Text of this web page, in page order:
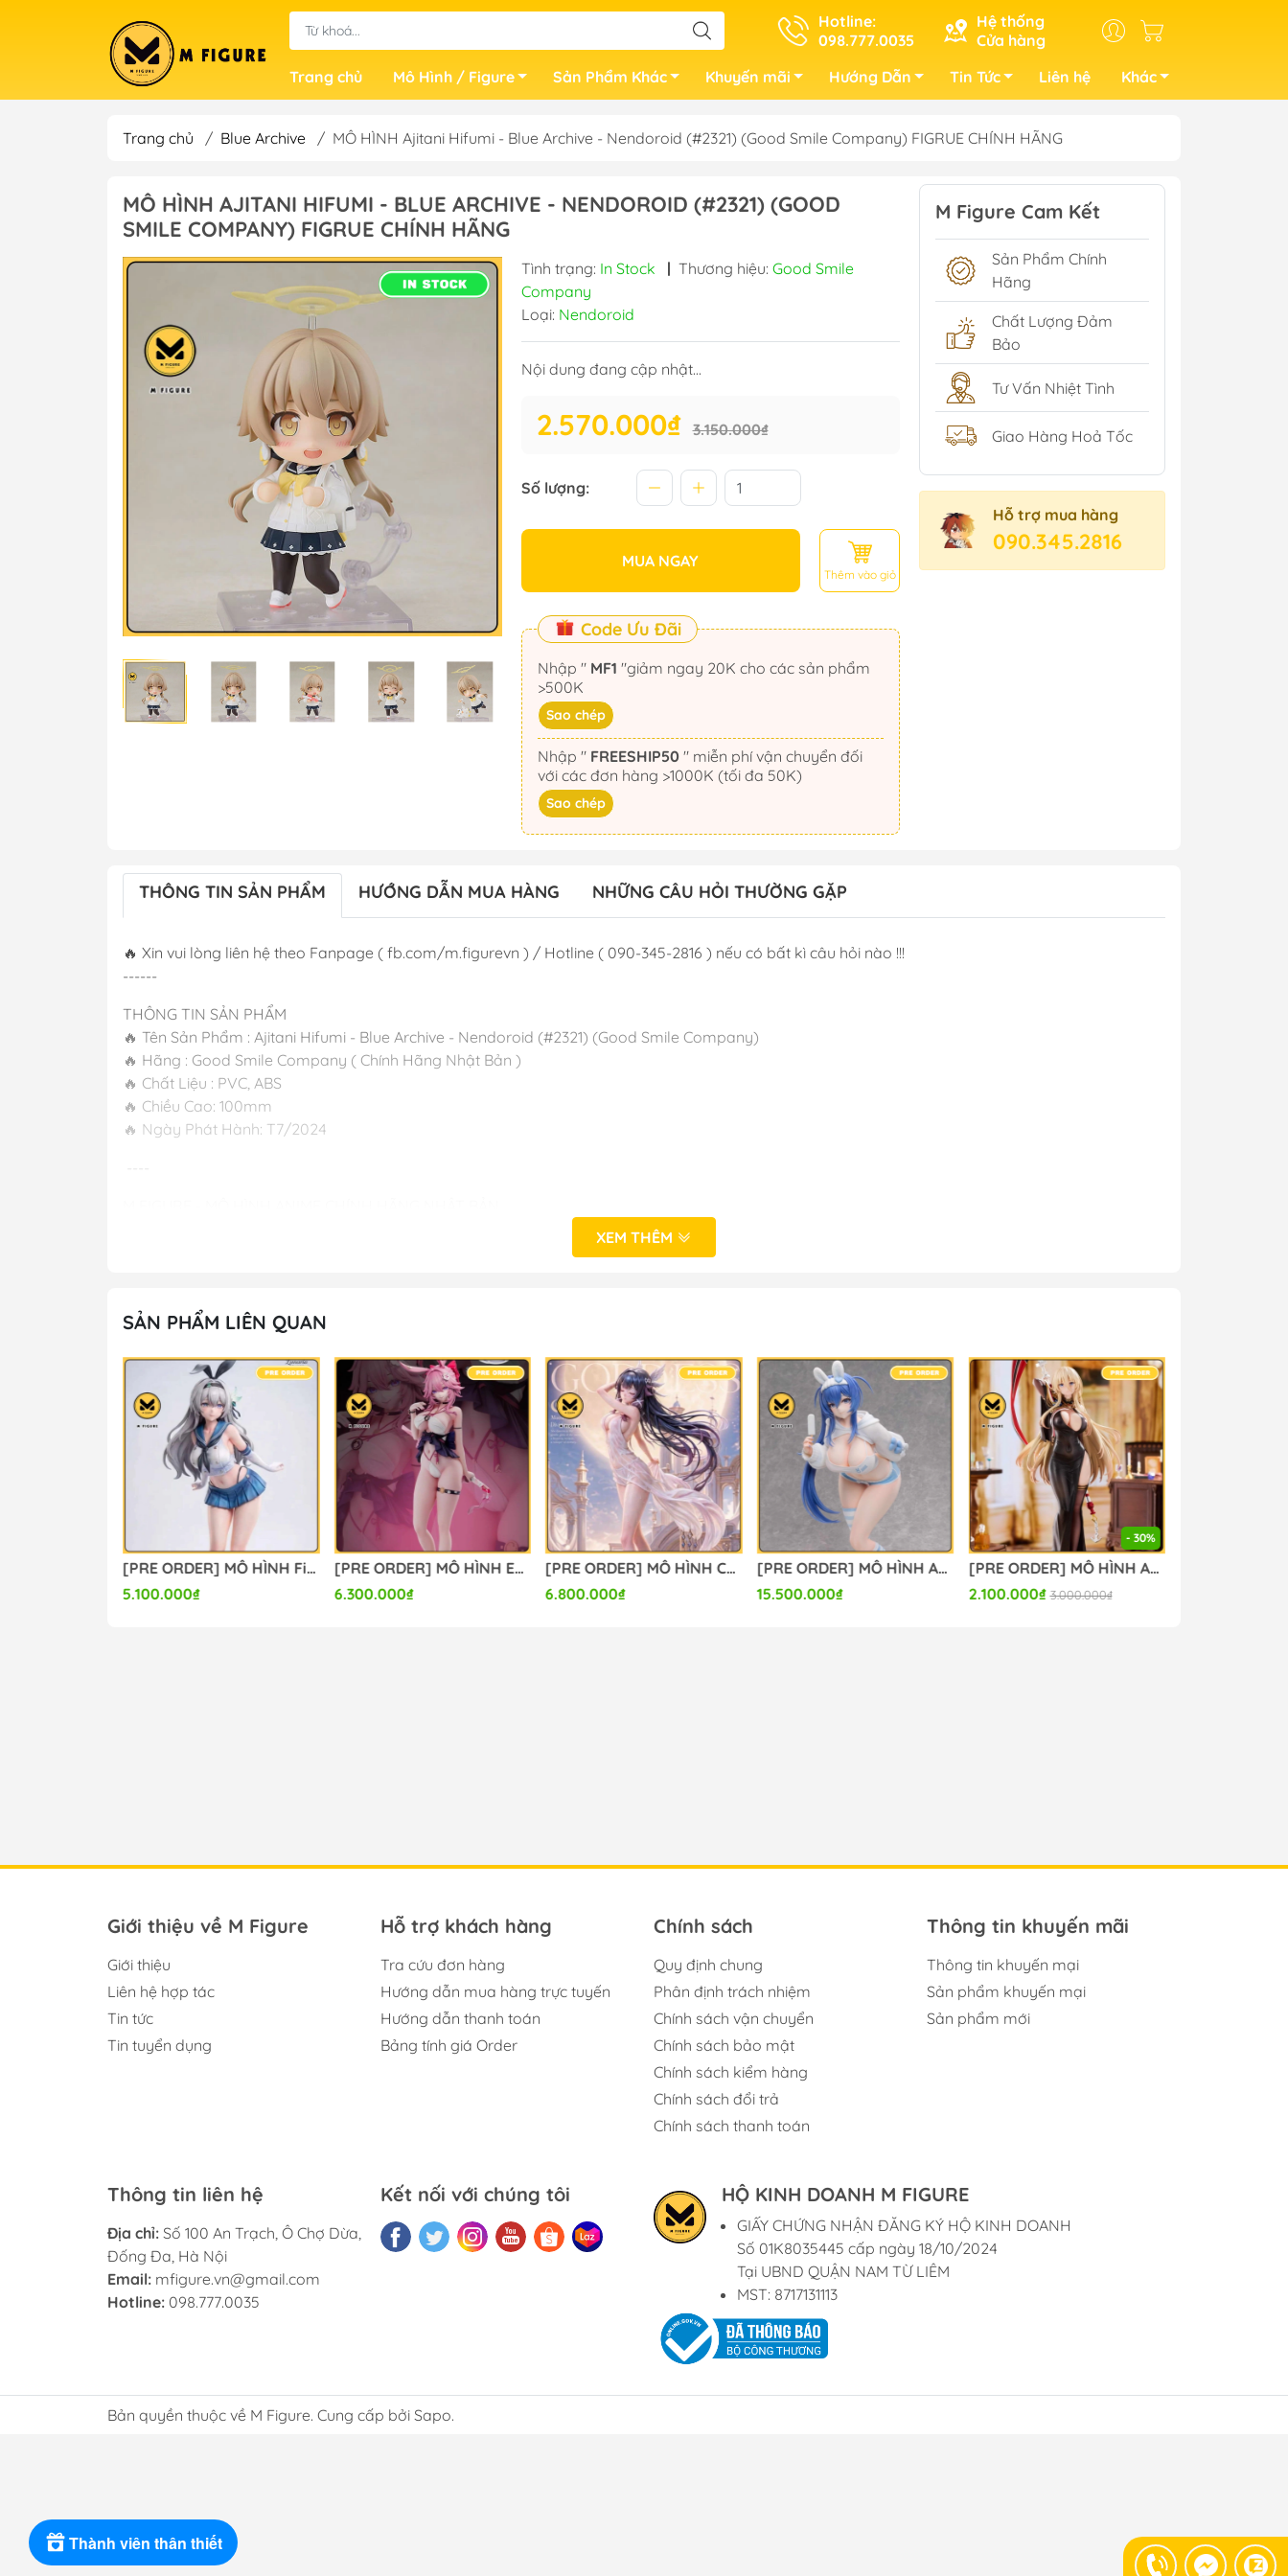
Hotline:
098.777.0035
Hệ thống
Cửa hàng
Trang chủ
Mô Hình / Figure Sản Phẩm Khác Khuyến mãi Hướng Dẫn Tin Tức Liên hệ Khác
Trang chủ / Blue Archive / MÔ HÌNH Ajitani Hifumi - Blue Archive - Nendoroid (#2321) (Good Smile Company) FIGRUE CHÍNH HÃNG
MÔ HÌNH AJITANI HIFUMI - BLUE ARCHIVE - NENDOROID (#2321) (GOOD
SMILE COMPANY) FIGRUE CHÍNH HÃNG
Tình trạng: In Stock | Thương hiệu: Good Smile
Company
Loại: Nendoroid
Nội dung đang cập nhật...
2.570.000₫ 3.150.000₫
Số lượng:
MUA NGAY
Thêm vào giỏ
Code Ưu Đãi
Nhập " MF1
>500K
Sao chép
Nhập " FREESHIP50" miễn phí vận chuyển đối
với các đơn hàng >1000K (tối đa 50K)
Sao chép
M Figure Cam Kết
Sản Phẩm Chính
Hãng
Chất Lượng Đảm
Bảo
Tư Vấn Nhiệt Tình
Giao Hàng Hoả Tốc
Hỗ trợ mua hàng
090.345.2816
THÔNG TIN SẢN PHẨM HƯỚNG DẪN MUA HÀNG NHỮNG CÂU HỎI THƯỜNG GẶP
🔥 Xin vui lòng liên hệ theo Fanpage ( fb.com/m.figurevn ) / Hotline ( 090-345-2816 ) nếu có bất kì câu hỏi nào !!!
------
THÔNG TIN SẢN PHẨM
🔥 Tên Sản Phẩm : Ajitani Hifumi - Blue Archive - Nendoroid (#2321) (Good Smile Company)
🔥 Hãng : Good Smile Company ( Chính Hãng Nhật Bản )
🔥 Chất Liệu : PVC, ABS
🔥 Chiều Cao: 100mm
🔥 Ngày Phát Hành: T7/2024
🔥Cơ sở 1: Số 50 Ngõ 83 Ngọc Hồi - Hoàng Liệt - Hoàng Mai - Hà Nội
🔥Cơ sở 2: Số 392 Nguyễn Trãi - Trung Văn - Nam Từ Liêm - Hà Nội
#figure #mo_hinh #mo_hinh_nhan_vat #mo_hinh_anime #anime_figure #figure #mo_hinh_chinh_hang #mo_hinh_figure #figure_chinh_hang
#mo_hinh_tinh #nendoroid #gameprize #scalefigure
---
XEM THÊM
SẢN PHẨM LIÊN QUAN
[PRE ORDER] MÔ HÌNH Evanescia - Honkai Star Rail (Summer Studio) FIGURE CHÍNH HÃNG
6.300.000₫
[PRE ORDER] MÔ HÌNH Columbina - Genshin Impact (Hui Gu Niang Studio) FIGURE CHÍNH HÃNG
6.800.000₫
[PRE ORDER] MÔ HÌNH Azur Lane - New Jersey - B-style - 1/3 - Private Quarters Ver. (FREEing, Union Creative International Ltd) FIGURE CHÍNH HÃNG
15.500.000₫
[PRE ORDER] MÔ HÌNH Azur Lane - Bismarck - 1/6 (Bear Panda) FIGURE CHÍNH HÃNG
2.100.000₫ 3.000.000₫
- 29%
[PRE ORDER] MÔ HÌNH Original - Kurona - 1/6 (Hapitopi) FIGURE CHÍNH HÃNG
1.500.000₫ 2.100.000₫
Giới thiệu về M Figure
Giới thiệu
Liên hệ hợp tác
Tin tức
Tin tuyển dụng
Hỗ trợ khách hàng
Tra cứu đơn hàng
Hướng dẫn mua hàng trực tuyến
Hướng dẫn thanh toán
Bảng tính giá Order
Chính sách
Quy định chung
Phân định trách nhiệm
Chính sách vận chuyển
Chính sách bảo mật
Chính sách kiểm hàng
Chính sách đổi trả
Chính sách thanh toán
Thông tin khuyến mãi
Thông tin khuyến mại
Sản phẩm khuyến mại
Sản phẩm mới
Thông tin liên hệ
Địa chỉ: Số 100 An Trạch, Ô Chợ Dừa,
Đống Đa, Hà Nội
Email: mfigure.vn@gmail.com
Hotline: 098.777.0035
Kết nối với chúng tôi HỘ KINH DOANH M FIGURE
GIẤY CHỨNG NHẬN ĐĂNG KÝ HỘ KINH DOANH
Số 01K8035445 cấp ngày 18/10/2024
Tại UBND QUẬN NAM TỪ LIÊM
MST: 8717131113
Bản quyền thuộc về M Figure. Cung cấp bởi Sapo.
Thành viên thân thiết